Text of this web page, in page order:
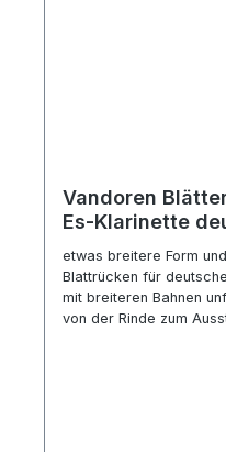
Vandoren
Es-Klarinette
etwas breitere Form
Blattrücken für
mit breiteren Bahnen
von der Rinde zum